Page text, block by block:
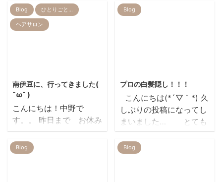
Blog ひとりごと…
ヘアサロン
南伊豆に、行ってきました(
˘ω˘ )
こんにちは！中野で
す。。 昨日まで お休み
を頂いて伊豆に行ってき
ました🌊 夏といえ
ば 海！な私です((´∀
Blog
プロの白髪隠し！！！
こんにちは(*´▽｀*) 久
しぶりの投稿になってし
まいました… とても
ご好評いただいておりま
す、 GRAYSIA 改めてご
Blog Blog